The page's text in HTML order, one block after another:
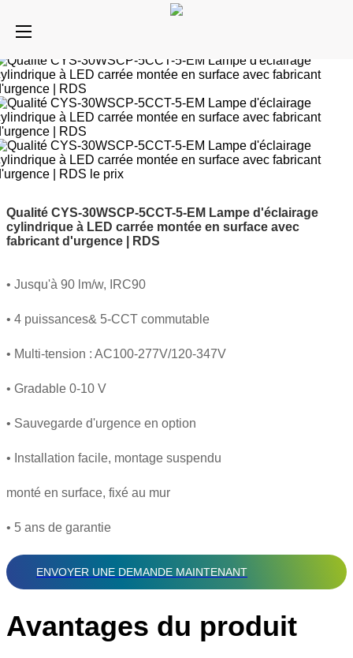
Qualité CYS-30WSCP-5CCT-5-EM Lampe d'éclairage
cylindrique à LED carrée montée en surface avec
fabricant d'urgence | RDS
• Jusqu'à 90 lm/w, IRC90
• 4 puissances& 5-CCT commutable
• Multi-tension : AC100-277V/120-347V
• Gradable 0-10 V
• Sauvegarde d'urgence en option
• Installation facile, montage suspendu
monté en surface, fixé au mur
• 5 ans de garantie
ENVOYER UNE DEMANDE MAINTENANT
Avantages du produit